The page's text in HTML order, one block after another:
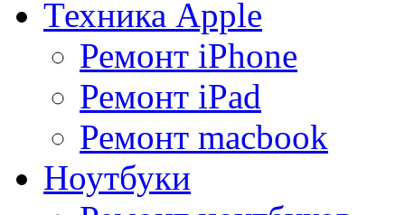
Техника Apple
Ремонт iPhone
Ремонт iPad
Ремонт macbook
Ноутбуки